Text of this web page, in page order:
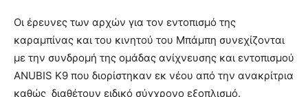
Οι έρευνες των αρχών για τον εντοπισμό της
καραμπίνας και του κινητού του Μπάμπη συνεχίζονται
με την συνδρομή της ομάδας ανίχνευσης και εντοπισμού
ΑNUBIS K9 που διορίστηκαν εκ νέου από την ανακρίτρια
καθώς διαθέτουν ειδικό σύγχρονο εξοπλισμό.